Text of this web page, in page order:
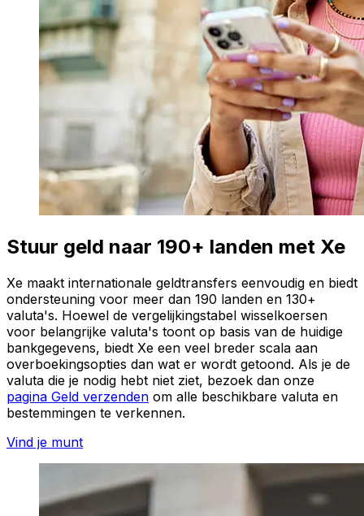
Stuur geld naar 190+ landen met Xe
Xe maakt internationale geldtransfers eenvoudig en biedt
ondersteuning voor meer dan 190 landen en 130+
valuta's. Hoewel de vergelijkingstabel wisselkoersen
voor belangrijke valuta's toont op basis van de huidige
bankgegevens, biedt Xe een veel breder scala aan
overboekingsopties dan wat er wordt getoond. Als je de
valuta die je nodig hebt niet ziet, bezoek dan onze
pagina Geld verzenden om alle beschikbare valuta en
bestemmingen te verkennen.
Vind je munt